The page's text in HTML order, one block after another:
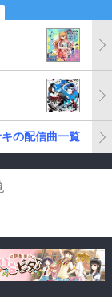
の配信曲一覧